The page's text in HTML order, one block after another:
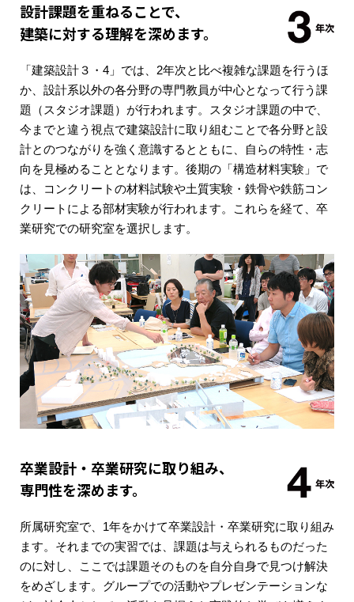
設計課題を重ねることで、
建築に対する理解を深めます。
「建築設計３・4」では、2年次と比べ複雑な課題を行うほ
か、設計系以外の各分野の専門教員が中心となって行う課
題（スタジオ課題）が行われます。スタジオ課題の中で、
今までと違う視点で建築設計に取り組むことで各分野と設
計とのつながりを強く意識するとともに、自らの特性・志
向を見極めることとなります。後期の「構造材料実験」で
は、コンクリートの材料試験や土質実験・鉄骨や鉄筋コン
クリートによる部材実験が行われます。これらを経て、卒
業研究での研究室を選択します。
卒業設計・卒業研究に取り組み、
専門性を深めます。
所属研究室で、1年をかけて卒業設計・卒業研究に取り組み
ます。それまでの実習では、課題は与えられるものだった
のに対し、ここでは課題そのものを自分自身で見つけ解決
をめざします。グループでの活動やプレゼンテーションな